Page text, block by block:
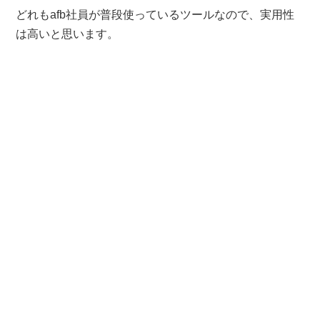
どれもafb社員が普段使っているツールなので、実用性
は高いと思います。